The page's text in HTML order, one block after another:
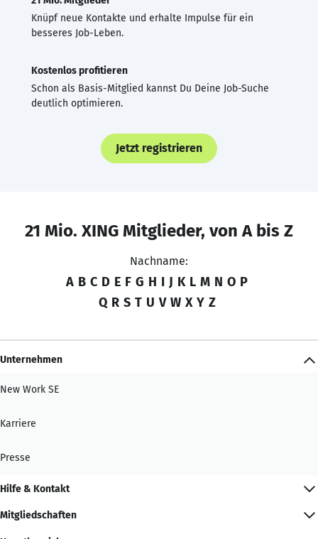
Knüpf neue Kontakte und erhalte Impulse für ein
besseres Job-Leben.
Kostenlos profitieren
Schon als Basis-Mitglied kannst Du Deine Job-Suche
deutlich optimieren.
Jetzt registrieren
21 Mio. XING Mitglieder, von A bis Z
Nachname:
A B C D E F G H I J K L M N O P
Q R S T U V W X Y Z
Unternehmen
New Work SE
Karriere
Presse
Hilfe & Kontakt
Mitgliedschaften